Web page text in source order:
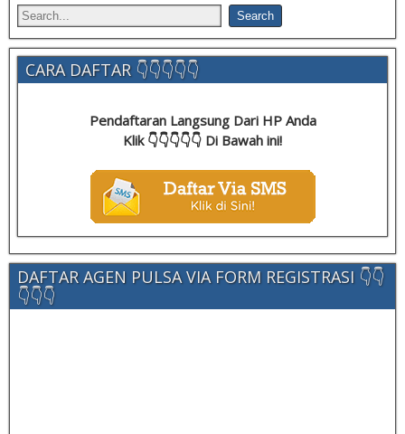
CARA DAFTAR 👇👇👇👇👇
Pendaftaran Langsung Dari HP Anda
Klik 👇👇👇👇👇 Di Bawah ini!
DAFTAR AGEN PULSA VIA FORM REGISTRASI 👇👇
👇👇👇